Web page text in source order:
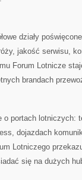
działy
jakość serwisu,
Forum Lotnicze
brandach
o portach lotniczych:
dojazdach
Lotniczego
się na dużych